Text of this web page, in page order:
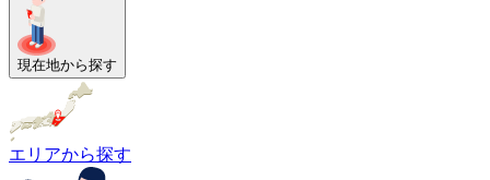
現在地から探す
エリアから探す